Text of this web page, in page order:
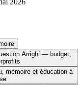
Arrighi — budget,
mémoire et éducation à